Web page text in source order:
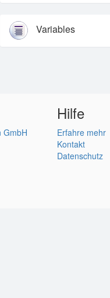
Variables
GmbH
Hilfe
Erfahre mehr
Kontakt
Datenschutz